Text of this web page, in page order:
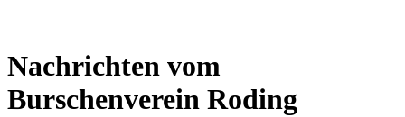
Nachrichten vom
Burschenverein Roding